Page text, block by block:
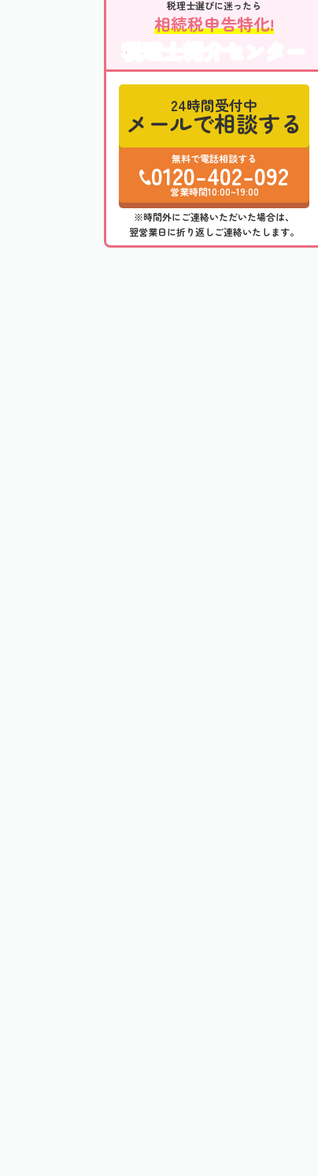
税理士選びに迷ったら
相続税申告特化!
税理士紹介センター
24時間受付中
メールで相談する
無料で電話相談する
0120-402-092
営業時間10:00~19:00
※時間外にご連絡いただいた場合は、
翌営業日に折り返しご連絡いたします。